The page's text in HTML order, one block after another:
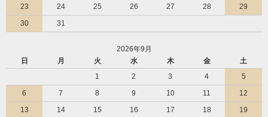
23
24 25 26 27 28
29
30
31
2026年9月
日
月 火 水 木 金
土
1
2 3 4
5
6
7 8 9 10 11
12
13
14 15 16 17 18
19